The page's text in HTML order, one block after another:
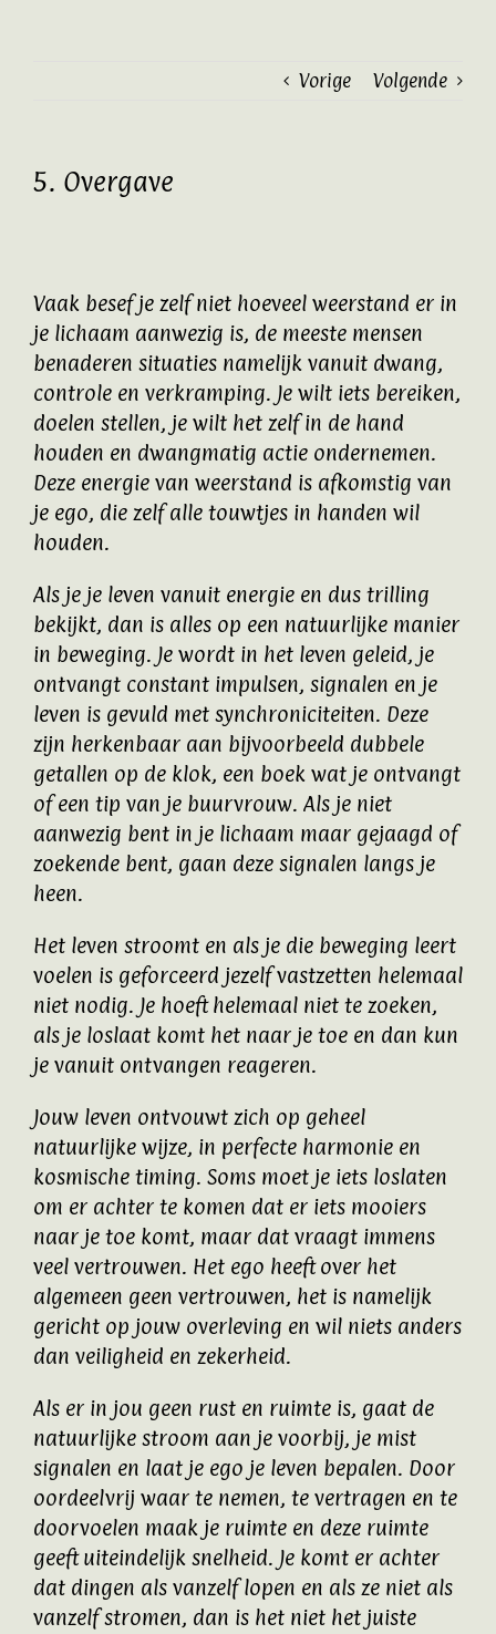
Vorige
Volgende
5. Overgave
Vaak besef je zelf niet hoeveel weerstand er in
je lichaam aanwezig is, de meeste mensen
benaderen situaties namelijk vanuit dwang,
controle en verkramping. Je wilt iets bereiken,
doelen stellen, je wilt het zelf in de hand
houden en dwangmatig actie ondernemen.
Deze energie van weerstand is afkomstig van
je ego, die zelf alle touwtjes in handen wil
houden.
Als je je leven vanuit energie en dus trilling
bekijkt, dan is alles op een natuurlijke manier
in beweging. Je wordt in het leven geleid, je
ontvangt constant impulsen, signalen en je
leven is gevuld met synchroniciteiten. Deze
zijn herkenbaar aan bijvoorbeeld dubbele
getallen op de klok, een boek wat je ontvangt
of een tip van je buurvrouw. Als je niet
aanwezig bent in je lichaam maar gejaagd of
zoekende bent, gaan deze signalen langs je
heen.
Het leven stroomt en als je die beweging leert
voelen is geforceerd jezelf vastzetten helemaal
niet nodig. Je hoeft helemaal niet te zoeken,
als je loslaat komt het naar je toe en dan kun
je vanuit ontvangen reageren.
Jouw leven ontvouwt zich op geheel
natuurlijke wijze, in perfecte harmonie en
kosmische timing. Soms moet je iets loslaten
om er achter te komen dat er iets mooiers
naar je toe komt, maar dat vraagt immens
veel vertrouwen. Het ego heeft over het
algemeen geen vertrouwen, het is namelijk
gericht op jouw overleving en wil niets anders
dan veiligheid en zekerheid.
Als er in jou geen rust en ruimte is, gaat de
natuurlijke stroom aan je voorbij, je mist
signalen en laat je ego je leven bepalen. Door
oordeelvrij waar te nemen, te vertragen en te
doorvoelen maak je ruimte en deze ruimte
geeft uiteindelijk snelheid. Je komt er achter
dat dingen als vanzelf lopen en als ze niet als
vanzelf stromen, dan is het niet het juiste